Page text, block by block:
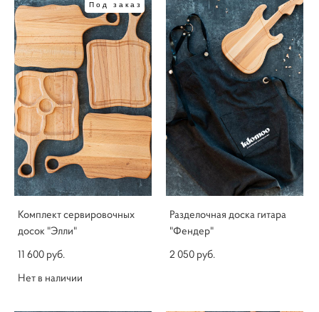
Под заказ
Комплект сервировочных
досок "Элли"
11 600 pуб.
Нет в наличии
Разделочная доска гитара
"Фендер"
2 050 pуб.